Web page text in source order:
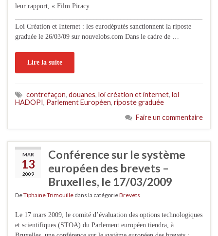
leur rapport, « Film Piracy
Loi Création et Internet : les eurodéputés sanctionnent la riposte
graduée le 26/03/09 sur nouvelobs.com Dans le cadre de …
Lire la suite
contrefaçon, douanes, loi création et internet, loi
HADOPI, Parlement Européen, riposte graduée
Faire un commentaire
MAR
13
2009
Conférence sur le système
européen des brevets –
Bruxelles, le 17/03/2009
DeTiphaine Trimouille dans la catégorieBrevets
Le 17 mars 2009, le comité d’évaluation des options technologiques
et scientifiques (STOA) du Parlement européen tiendra, à